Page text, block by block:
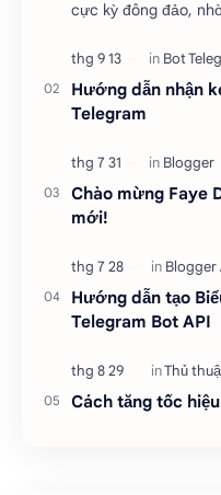
cực kỳ đông đảo, nhờ sở hữu giao
Hướng dẫn nhận
Telegram
Chào mừng Faye
mới!
Hướng dẫn tạo
Telegram Bot API
Cách tăng tốc